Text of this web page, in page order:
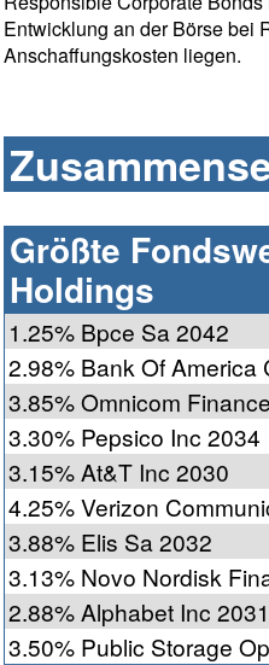
Entwicklung an der Börse bei
Anschaffungskosten liegen.
Größte
Holdings
1.25% Bpce Sa 2042
2.98% Bank Of America
3.85% Omnicom
3.30% Pepsico Inc 2034
3.15% At&T Inc 2030
4.25% Verizon
3.88% Elis Sa 2032
3.13% Novo Nordisk
2.88% Alphabet Inc 2031
3.50% Public Storage